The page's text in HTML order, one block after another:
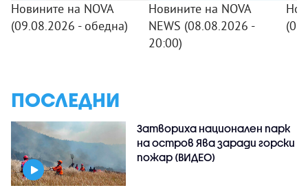
Новините на NOVA
(09.08.2026 - обедна)
Новините на NOVA
NEWS (08.08.2026 -
20:00)
ПОСЛЕДНИ
Затвориха национален парк
на остров Ява заради горски
пожар (ВИДЕО)